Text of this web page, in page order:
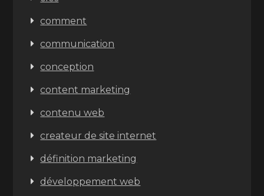
comment
communication
conception
content marketing
contenu web
createur de site internet
définition marketing
développement web